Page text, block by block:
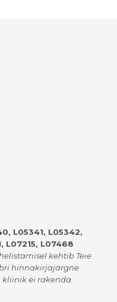
L05341, L05342,
L07215, L07468
kehtib Teie
hinnakirjajärgne
kliinik ei rakenda